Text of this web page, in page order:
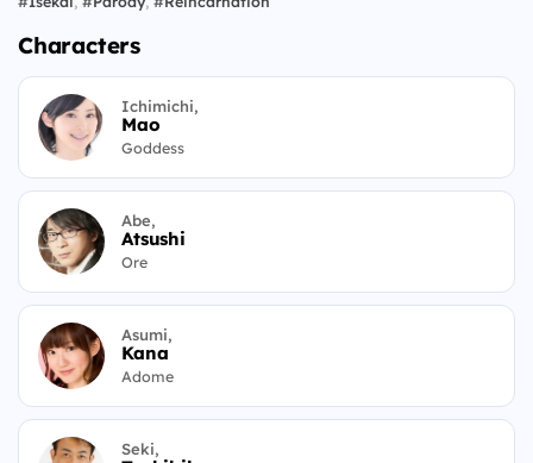
Characters
Ichimichi,
Mao
Goddess
Abe,
Atsushi
Ore
Asumi,
Kana
Adome
Seki,